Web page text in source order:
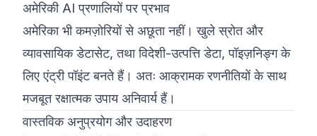
अमेरिकी AI प्रणालियों पर प्रभाव
अमेरिका भी कमज़ोरियों से अछूता नहीं। खुले स्रोत और
व्यावसायिक डेटासेट, तथा विदेशी-उत्पत्ति डेटा, पॉइज़निङ्ग के
लिए एंट्री पॉइंट बनते हैं। अतः आक्रामक रणनीतियों के साथ
मजबूत रक्षात्मक उपाय अनिवार्य हैं।
वास्तविक अनुप्रयोग और उदाहरण